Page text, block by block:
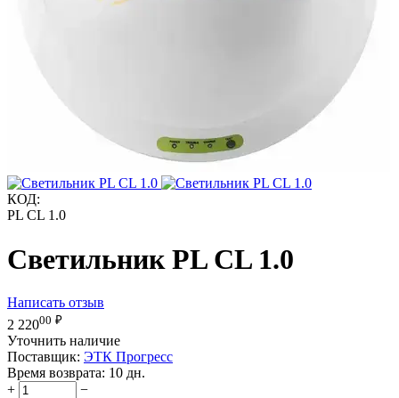
КОД:
PL CL 1.0
Светильник PL CL 1.0
Написать отзыв
2 22000 ₽
Уточнить наличие
Поставщик: ЭТК Прогресс
Время возврата: 10 дн.
+
−